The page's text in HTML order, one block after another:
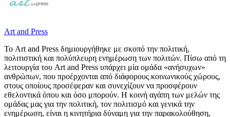
Art and Press
Το Art and Press δημιουργήθηκε με σκοπό την πολιτική,
πολιτιστική και πολύπλευρη ενημέρωση των πολιτών. Πίσω από τη
λειτουργία του Art and Press υπάρχει μία ομάδα «ανήσυχων»
ανθρώπων, που προέρχονται από διάφορους κοινωνικούς χώρους,
στους οποίους προσέφεραν και συνεχίζουν να προσφέρουν
εθελοντικά όπου και όσο μπορούν. Η κοινή αγάπη των μελών της
ομάδας μας για την πολιτική, τον πολιτισμό και γενικά την
ενημέρωση, είναι η κινητήρια δύναμη για την παρακολούθηση,